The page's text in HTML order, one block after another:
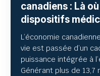
canadiens : Là
dispositifs
L’économie
vie est passée d’un
puissance intégrée à
Générant plus de 13,7